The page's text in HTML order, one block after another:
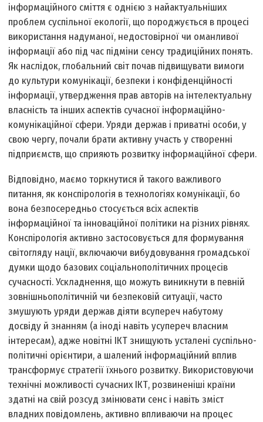
інформаційного сміття є однією з найактуальніших
проблем суспільної екології, що породжується в процесі
використання надуманої, недостовірної чи оманливої
інформації або під час підміни сенсу традиційних понять.
Як наслідок, глобальний світ почав підвищувати вимоги
до культури комунікації, безпеки і конфіденційності
інформації, утвердження прав авторів на інтелектуальну
власність та інших аспектів сучасної інформаційно­
комунікаційної сфери. Уряди держав і приватні особи, у
свою чергу, почали брати активну участь у створенні
підприємств, що сприяють розвитку інформаційної сфери.
Відповідно, маємо торкнутися й такого важливого
питання, як конспірологія в технологіях комунікації, бо
вона безпосередньо стосується всіх аспектів
інформаційної та інноваційної політики на різних рівнях.
Конспірологія активно застосовується для формування
світогляду нації, включаючи вибудовування громадської
думки щодо базових соціально­політичних процесів
сучасності. Ускладнення, що можуть виникнути в певній
зовнішньополітичній чи безпековій ситуації, часто
змушують уряди держав діяти всупереч набутому
досвіду й знанням (а іноді навіть усупереч власним
інтересам), адже новітні ІКТ знищують усталені суспільно­
політичні орієнтири, а шалений інформаційний вплив
трансформує стратегії їхнього розвитку. Використовуючи
технічні можливості сучасних ІКТ, розвиненіші країни
здатні на свій розсуд змінювати сенс і навіть зміст
владних повідомлень, активно впливаючи на процес